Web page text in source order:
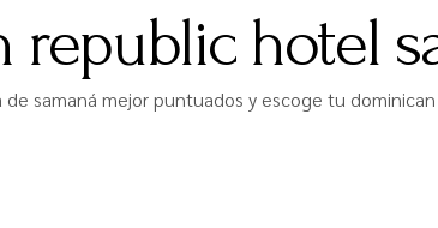
republic hotel
samaná mejor puntuados y escoge tu